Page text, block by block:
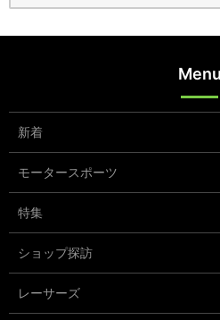
Menu
新着
モータースポーツ
特集
ショップ探訪
レーサーズ